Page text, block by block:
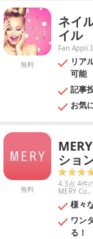
無料
ネイ
イル
Fan
リア
可能
記事
お気
無料
ショ
4.3点 4件
MERY
様々
ワン
る！